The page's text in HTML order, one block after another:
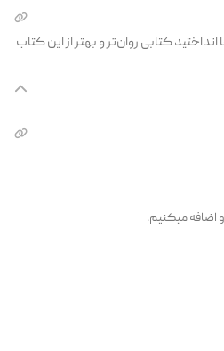
انداختید کتابی روان‌تر و بهتر از این کتاب
اضافه میکنیم.